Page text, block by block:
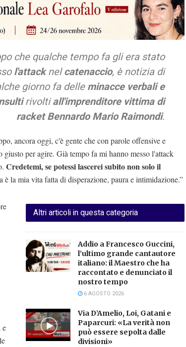
che qualche tempo fa gli era stato
l'attacknelcatenaccio, è notizia di
giorno fa delleminacce verbali e
rivoltiall'imprenditore vittima di
racket Bennardo Mario Raimondi.
ancora oggi, c'è gente che con parole offensive e
giusto per agire. Già tempo fa mi hanno messo l'attack
Credetemi, se potessi lascerei subito non solo il
è la mia vita fatta di disperazione, paura e intimidazione.”
Altri articoli in questa categoria
Addio a Francesco Guccini,
l’ultimo grande cantautore
italiano: il Maestro che ha
raccontato e denunciato il
nostro tempo
6 AGOSTO 2026
Via D’Amelio, Loi, Gatani e
Paparcuri: «La verità non
può essere sepolta dalle
divisioni»
e